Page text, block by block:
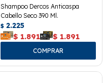
Shampoo Dercos Anticaspa
Cabello Seco 390 Ml.
$ 2.225
$ 1.891 $ 1.891